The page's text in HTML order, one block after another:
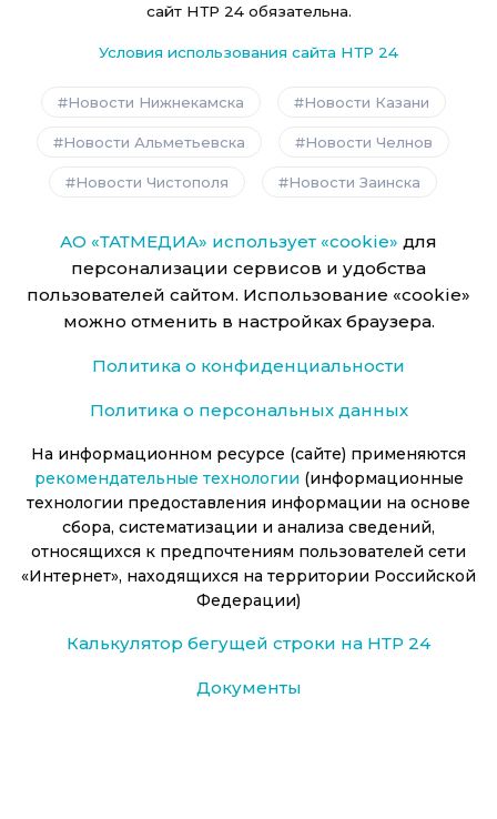
сайт НТР 24 обязательна.
Условия использования сайта НТР 24
Новости Нижнекамска Новости Казани
Новости Альметьевска Новости Челнов
Новости Чистополя Новости Заинска
АО «ТАТМЕДИА» использует «cookie» для
персонализации сервисов и удобства
пользователей сайтом. Использование «cookie»
можно отменить в настройках браузера.
Политика о конфиденциальности
Политика о персональных данных
На информационном ресурсе (сайте) применяются
рекомендательные технологии (информационные
технологии предоставления информации на основе
сбора, систематизации и анализа сведений,
относящихся к предпочтениям пользователей сети
«Интернет», находящихся на территории Российской
Федерации)
Калькулятор бегущей строки на НТР 24
Документы